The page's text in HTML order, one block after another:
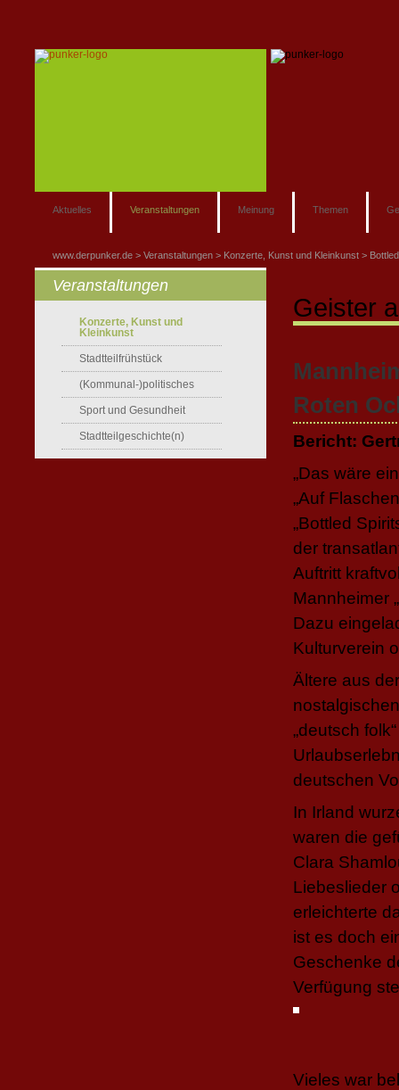
Aktuelles Veranstaltungen Meinung Themen
www.derpunker.de Veranstaltungen Konzerte, Kunst und Kleinkunst
Geister
Roten
Bericht:
„Das wäre
„Auf
„Bottled
der
Auftritt
Mannheimer
Dazu
Kulturverein
Ältere aus
„deutsch
deutschen
In Irland
waren die
Clara
Liebeslieder
erleichterte
ist es doch
Geschenke
Verfügung
Vieles war
Veranstaltungen
Konzerte, Kunst und
Kleinkunst
Stadtteilfrühstück
(Kommunal-)politisches
Sport und Gesundheit
Stadtteilgeschichte(n)